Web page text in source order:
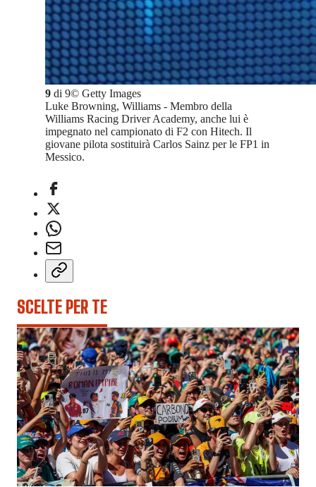
9 di 9© Getty Images
Luke Browning, Williams - Membro della
Williams Racing Driver Academy, anche lui è
impegnato nel campionato di F2 con Hitech. Il
giovane pilota sostituirà Carlos Sainz per le FP1 in
Messico.
SCELTE PER TE